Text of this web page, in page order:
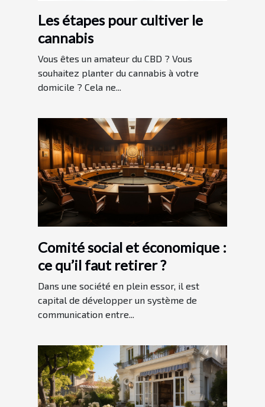
Les étapes pour cultiver le
cannabis
Vous êtes un amateur du CBD ? Vous
souhaitez planter du cannabis à votre
domicile ? Cela ne...
Comité social et économique :
ce qu’il faut retirer ?
Dans une société en plein essor, il est
capital de développer un système de
communication entre...